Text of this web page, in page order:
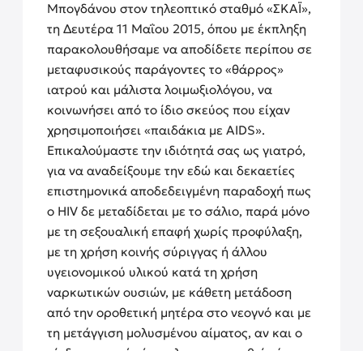
Μπογδάνου στον τηλεοπτικό σταθμό «ΣΚΑΪ»,
τη Δευτέρα 11 Μαΐου 2015, όπου με έκπληξη
παρακολουθήσαμε να αποδίδετε περίπου σε
μεταφυσικούς παράγοντες το «θάρρος»
ιατρού και μάλιστα λοιμωξιολόγου, να
κοινωνήσει από το ίδιο σκεύος που είχαν
χρησιμοποιήσει «παιδάκια με AIDS».
Επικαλούμαστε την ιδιότητά σας ως γιατρό,
για να αναδείξουμε την εδώ και δεκαετίες
επιστημονικά αποδεδειγμένη παραδοχή πως
ο HIV δε μεταδίδεται με το σάλιο, παρά μόνο
με τη σεξουαλική επαφή χωρίς προφύλαξη,
με τη χρήση κοινής σύριγγας ή άλλου
υγειονομικού υλικού κατά τη χρήση
ναρκωτικών ουσιών, με κάθετη μετάδοση
από την οροθετική μητέρα στο νεογνό και με
τη μετάγγιση μολυσμένου αίματος, αν και ο